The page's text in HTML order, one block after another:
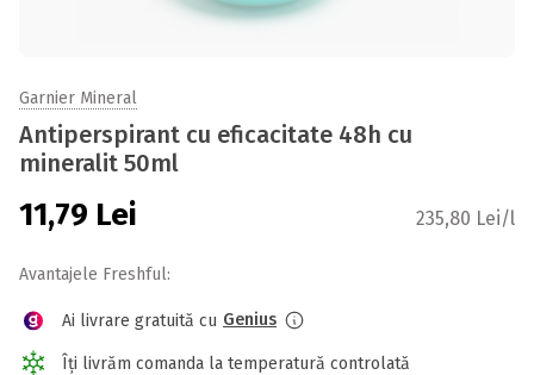
Garnier Mineral
Antiperspirant cu eficacitate 48h cu
mineralit 50ml
11,79 Lei 235,80 Lei/l
Avantajele Freshful:
Ai livrare gratuită cu Genius
Îți livrăm comanda la temperatură controlată